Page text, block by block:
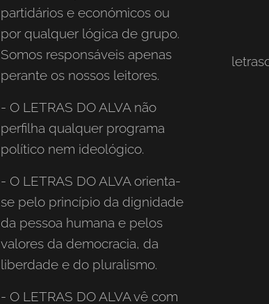
partidários e económicos ou
por qualquer lógica de grupo.
Somos responsáveis apenas
perante os nossos leitores.
- O LETRAS DO ALVA não
perfilha qualquer programa
político nem ideológico.
- O LETRAS DO ALVA orienta-
se pelo princípio da dignidade
da pessoa humana e pelos
valores da democracia, da
liberdade e do pluralismo.
- O LETRAS DO ALVA vê com